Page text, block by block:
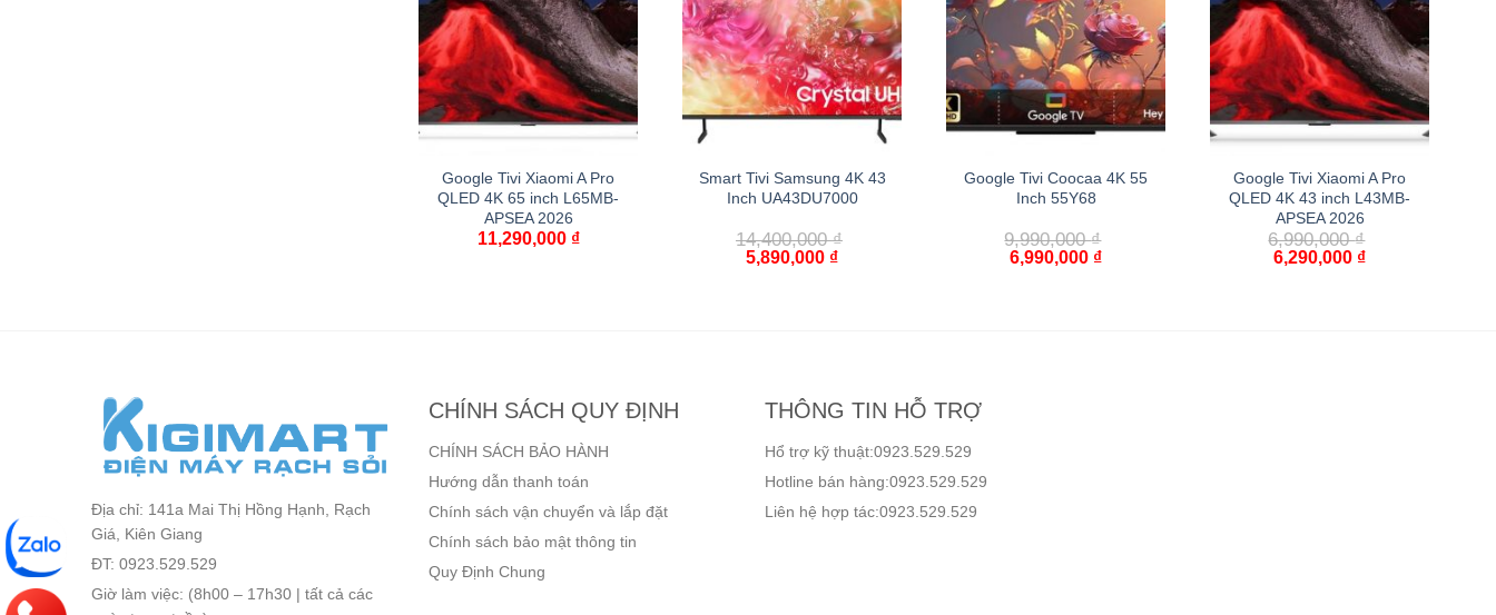
Google Tivi Xiaomi A Pro
QLED 4K 65 inch L65MB-
APSEA 2026
11,290,000 ₫
Smart Tivi Samsung 4K 43
Inch UA43DU7000
14,400,000₫
5,890,000 ₫
Google Tivi Coocaa 4K 55
Inch 55Y68
9,990,000₫
6,990,000 ₫
Google Tivi Xiaomi A Pro
QLED 4K 43 inch L43MB-
APSEA 2026
6,990,000₫
6,290,000 ₫
Địa chỉ: 141a Mai Thị Hồng Hạnh, Rạch
Giá, Kiên Giang
ĐT: 0923.529.529
Giờ làm việc: (8h00 – 17h30 | tất cả các
CHÍNH SÁCH QUY ĐỊNH
CHÍNH SÁCH BẢO HÀNH
Hướng dẫn thanh toán
Chính sách vận chuyển và lắp đặt
Chính sách bảo mật thông tin
Quy Định Chung
THÔNG TIN HỖ TRỢ
Hổ trợ kỹ thuật:0923.529.529
Hotline bán hàng:0923.529.529
Liên hệ hợp tác:0923.529.529